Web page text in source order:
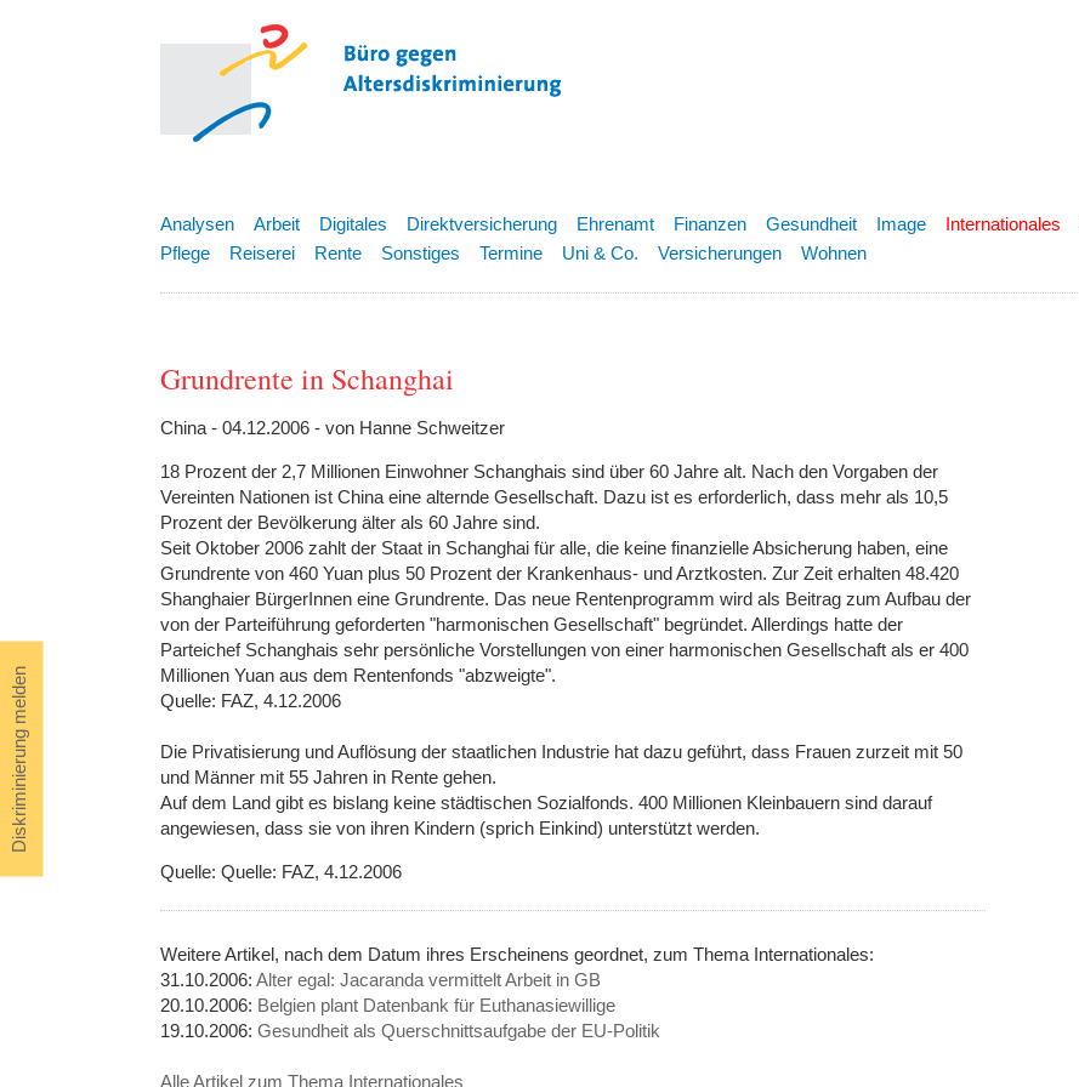
Diskriminierung melden
Analysen Arbeit Digitales Direktversicherung Ehrenamt Finanzen Gesundheit Image Internationales
Pflege
Reiserei Rente Sonstiges Termine Uni & Co. Versicherungen Wohnen
Grundrente in Schanghai
China - 04.12.2006 - von Hanne Schweitzer
18 Prozent der 2,7 Millionen Einwohner Schanghais sind über 60 Jahre alt. Nach den Vorgaben der
Vereinten Nationen ist China eine alternde Gesellschaft. Dazu ist es erforderlich, dass mehr als 10,5
Prozent der Bevölkerung älter als 60 Jahre sind.
Seit Oktober 2006 zahlt der Staat in Schanghai für alle, die keine finanzielle Absicherung haben, eine
Grundrente von 460 Yuan plus 50 Prozent der Krankenhaus- und Arztkosten. Zur Zeit erhalten 48.420
Shanghaier BürgerInnen eine Grundrente. Das neue Rentenprogramm wird als Beitrag zum Aufbau der
von der Parteiführung geforderten "harmonischen Gesellschaft" begründet. Allerdings hatte der
Parteichef Schanghais sehr persönliche Vorstellungen von einer harmonischen Gesellschaft als er 400
Millionen Yuan aus dem Rentenfonds "abzweigte".
Quelle: FAZ, 4.12.2006
Die Privatisierung und Auflösung der staatlichen Industrie hat dazu geführt, dass Frauen zurzeit mit 50
und Männer mit 55 Jahren in Rente gehen.
Auf dem Land gibt es bislang keine städtischen Sozialfonds. 400 Millionen Kleinbauern sind darauf
angewiesen, dass sie von ihren Kindern (sprich Einkind) unterstützt werden.
Quelle: Quelle: FAZ, 4.12.2006
Weitere Artikel, nach dem Datum ihres Erscheinens geordnet, zum Thema Internationales:
31.10.2006: Alter egal: Jacaranda vermittelt Arbeit in GB
20.10.2006: Belgien plant Datenbank für Euthanasiewillige
19.10.2006: Gesundheit als Querschnittsaufgabe der EU-Politik
Alle Artikel zum Thema Internationales